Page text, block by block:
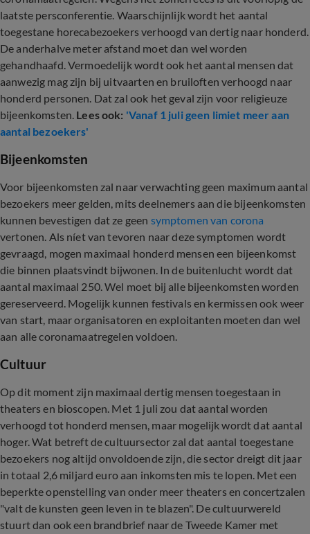
laatste persconferentie. Waarschijnlijk wordt het aantal
toegestane horecabezoekers verhoogd van dertig naar honderd.
De anderhalve meter afstand moet dan wel worden
gehandhaafd. Vermoedelijk wordt ook het aantal mensen dat
aanwezig mag zijn bij uitvaarten en bruiloften verhoogd naar
honderd personen. Dat zal ook het geval zijn voor religieuze
bijeenkomsten. Lees ook: 'Vanaf 1 juli geen limiet meer aan
aantal bezoekers'
Bijeenkomsten
Voor bijeenkomsten zal naar verwachting geen maximum aantal
bezoekers meer gelden, mits deelnemers aan die bijeenkomsten
kunnen bevestigen dat ze geen symptomen van corona
vertonen. Als níet van tevoren naar deze symptomen wordt
gevraagd, mogen maximaal honderd mensen een bijeenkomst
die binnen plaatsvindt bijwonen. In de buitenlucht wordt dat
aantal maximaal 250. Wel moet bij alle bijeenkomsten worden
gereserveerd. Mogelijk kunnen festivals en kermissen ook weer
van start, maar organisatoren en exploitanten moeten dan wel
aan alle coronamaatregelen voldoen.
Cultuur
Op dit moment zijn maximaal dertig mensen toegestaan in
theaters en bioscopen. Met 1 juli zou dat aantal worden
verhoogd tot honderd mensen, maar mogelijk wordt dat aantal
hoger. Wat betreft de cultuursector zal dat aantal toegestane
bezoekers nog altijd onvoldoende zijn, die sector dreigt dit jaar
in totaal 2,6 miljard euro aan inkomsten mis te lopen. Met een
beperkte openstelling van onder meer theaters en concertzalen
"valt de kunsten geen leven in te blazen". De cultuurwereld
stuurt dan ook een brandbrief naar de Tweede Kamer met